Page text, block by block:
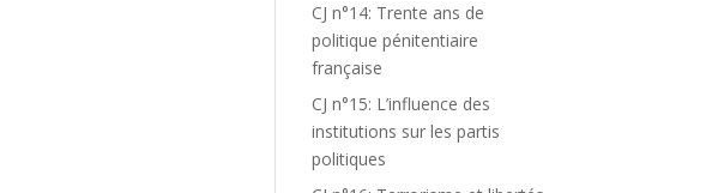
CJ n°14: Trente ans de
politique pénitentiaire
française
CJ n°15: L’influence des
institutions sur les partis
politiques